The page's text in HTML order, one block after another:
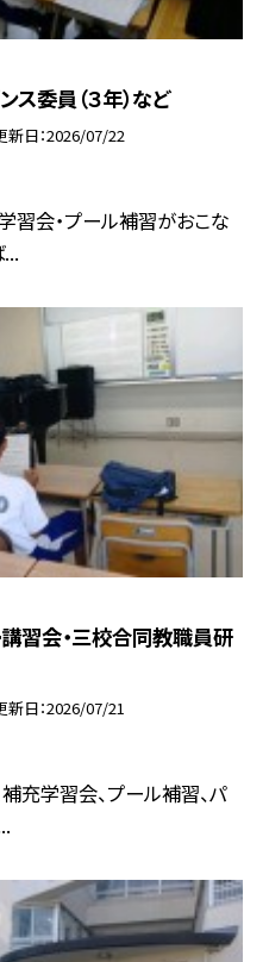
委員（３年）など
新日 2026/07/22
習会・プール補習がおこな
習会・三校合同教職員研
新日 2026/07/21
充学習会、プール補習、パ